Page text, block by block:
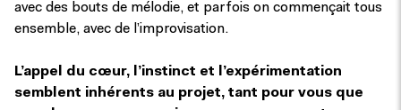
avec des bouts de mélodie, et parfois on commençait tous
ensemble, avec de l’improvisation.
L’appel du cœur, l’instinct et l’expérimentation
semblent inhérents au projet, tant pour vous que